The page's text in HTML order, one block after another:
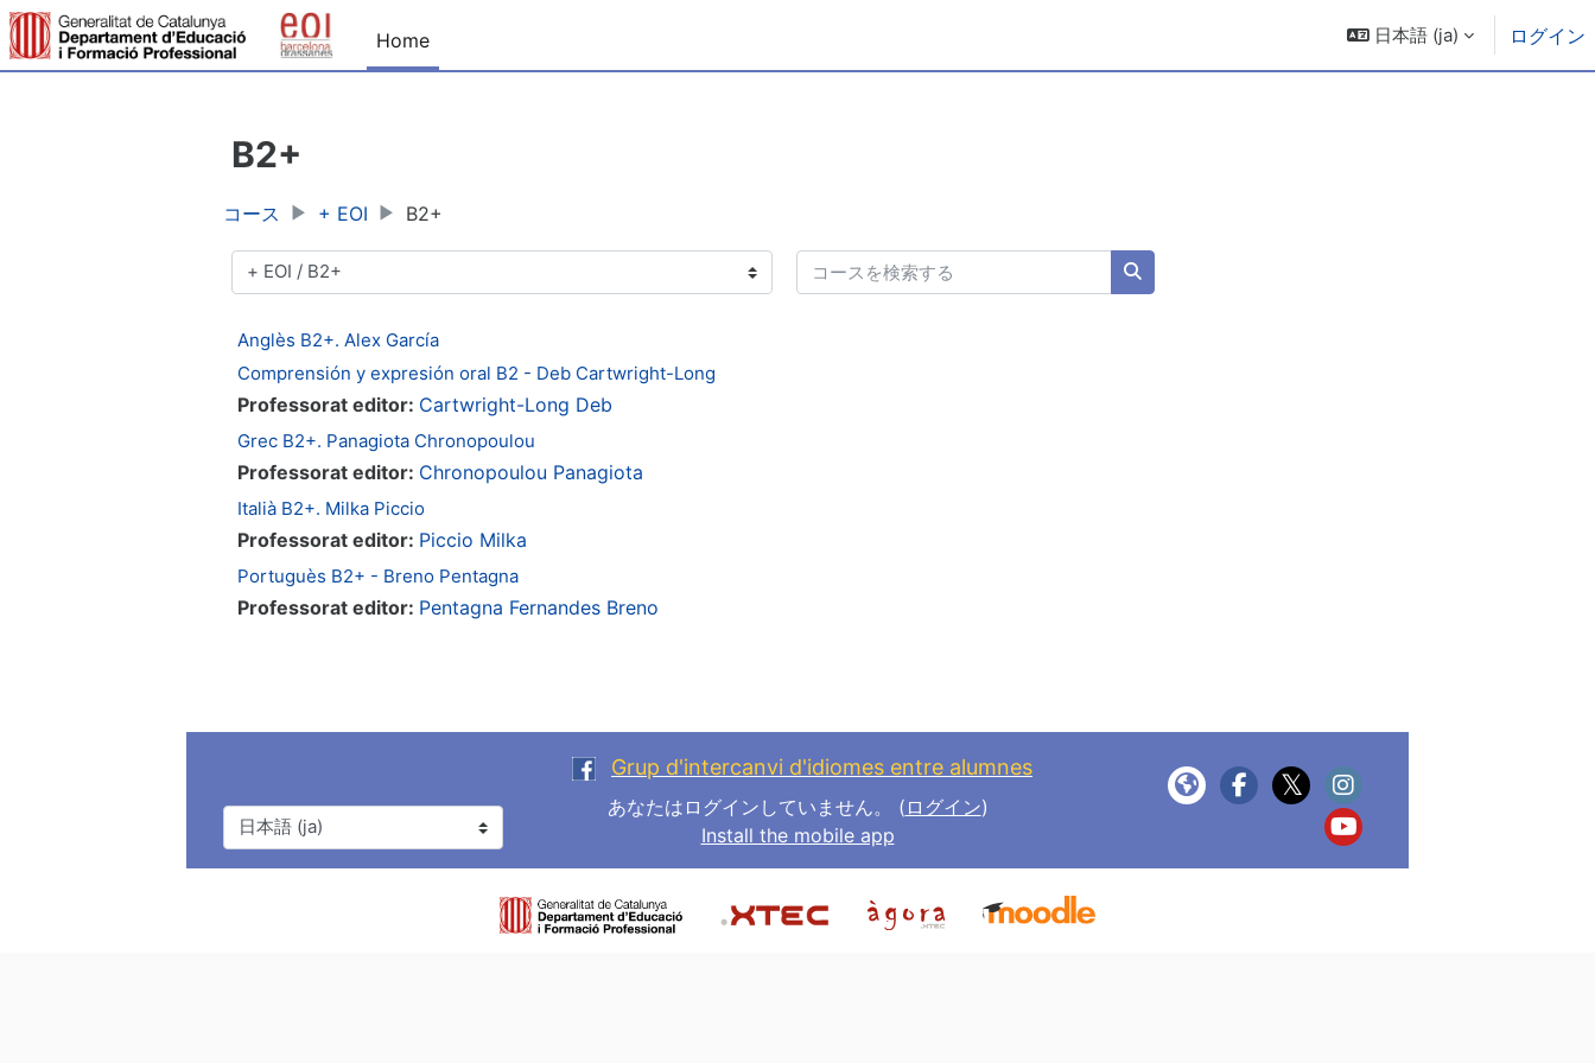
メインコンテンツへスキップする
Home
日本語 ‎(ja)‎ ログイン
B2+
コース + EOI B2+
コースカテゴリ
コースを検索する
コースを検索する
Anglès B2+. Alex García
Comprensión y expresión oral B2 - Deb Cartwright-Long
Professorat editor: Cartwright-Long Deb
Grec B2+. Panagiota Chronopoulou
Professorat editor: Chronopoulou Panagiota
Italià B2+. Milka Piccio
Professorat editor: Piccio Milka
Portuguès B2+ - Breno Pentagna
Professorat editor: Pentagna Fernandes Breno
言語設定
Grup d'intercanvi d'idiomes entre alumnes
あなたはログインしていません。 ( ログイン)
Install the mobile app